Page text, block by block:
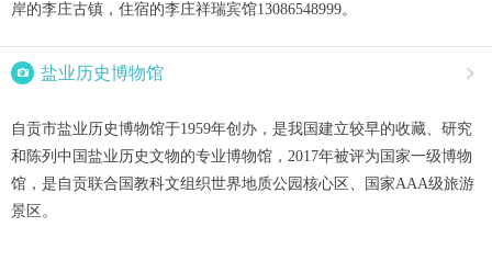
岸的李庄古镇，住宿的李庄祥瑞宾馆13086548999。
 盐业历史博物馆 
自贡市盐业历史博物馆于1959年创办，是我国建立较早的收藏、研究
和陈列中国盐业历史文物的专业博物馆，2017年被评为国家一级博物
馆，是自贡联合国教科文组织世界地质公园核心区、国家AAA级旅游
景区。